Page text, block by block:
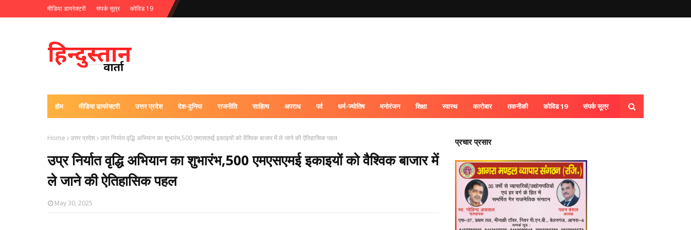
मीडिया डायरेक्टरी संपर्क सूत्र कोविड 19
होम मीडिया डायरेक्टरी उत्तर प्रदेश देश-दुनिया राजनीति साहित्य अपराध पर्व धर्म-ज्योतिष मनोरंजन शिक्षा स्वास्थ कारोबार तकनीकी कोविड 19 संपर्क सूत्र
Home उत्तर प्रदेश उप्र निर्यात वृद्धि अभियान का शुभारंभ,500 एमएसएमई इकाइयों को वैश्विक बाजार में ले जाने की ऐतिहासिक पहल
उप्र निर्यात वृद्धि अभियान का शुभारंभ,500 एमएसएमई इकाइयों को वैश्विक बाजार में
ले जाने की ऐतिहासिक पहल
May 30, 2025
प्रचार प्रसार